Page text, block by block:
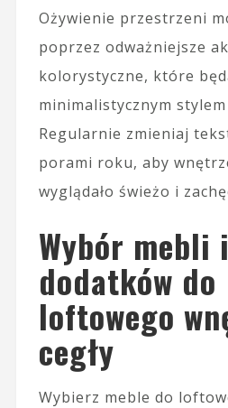
Ożywienie przestrzeni
poprzez odważniejsze
kolorystyczne, które
minimalistycznym
Regularnie zmieniaj
porami roku, aby
wyglądało świeżo i
Wybór mebli i
dodatków do
loftowego
cegły
Wybierz meble do